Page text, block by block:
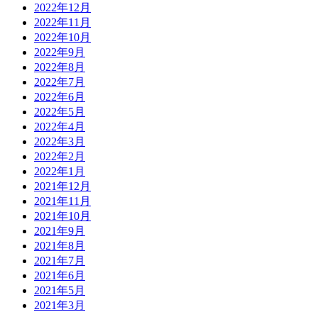
2022年12月
2022年11月
2022年10月
2022年9月
2022年8月
2022年7月
2022年6月
2022年5月
2022年4月
2022年3月
2022年2月
2022年1月
2021年12月
2021年11月
2021年10月
2021年9月
2021年8月
2021年7月
2021年6月
2021年5月
2021年3月